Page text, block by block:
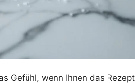
Gefühl, wenn Ihnen das Rezept